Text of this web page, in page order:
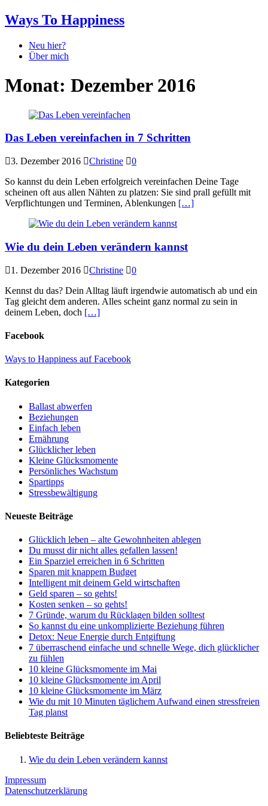
Ways To Happiness
Neu hier?
Über mich
Monat: Dezember 2016
Das Leben vereinfachen in 7 Schritten
3. Dezember 2016 Christine
0
So kannst du dein Leben erfolgreich vereinfachen Deine Tage
scheinen oft aus allen Nähten zu platzen: Sie sind prall gefüllt mit
Verpflichtungen und Terminen, Ablenkungen […]
Wie du dein Leben verändern kannst
1. Dezember 2016 Christine
0
Kennst du das? Dein Alltag läuft irgendwie automatisch ab und ein
Tag gleicht dem anderen. Alles scheint ganz normal zu sein in
deinem Leben, doch […]
Facebook
Ways to Happiness auf Facebook
Kategorien
Ballast abwerfen
Beziehungen
Einfach leben
Ernährung
Glücklicher leben
Kleine Glücksmomente
Persönliches Wachstum
Spartipps
Stressbewältigung
Neueste Beiträge
Glücklich leben – alte Gewohnheiten ablegen
Du musst dir nicht alles gefallen lassen!
Ein Sparziel erreichen in 6 Schritten
Sparen mit knappem Budget
Intelligent mit deinem Geld wirtschaften
Geld sparen – so gehts!
Kosten senken – so gehts!
7 Gründe, warum du Rücklagen bilden solltest
So kannst du eine unkomplizierte Beziehung führen
Detox: Neue Energie durch Entgiftung
7 überraschend einfache und schnelle Wege, dich glücklicher
zu fühlen
10 kleine Glücksmomente im Mai
10 kleine Glücksmomente im April
10 kleine Glücksmomente im März
Wie du mit 10 Minuten täglichem Aufwand einen stressfreien
Tag planst
Beliebteste Beiträge
Wie du dein Leben verändern kannst
Impressum
Datenschutzerklärung